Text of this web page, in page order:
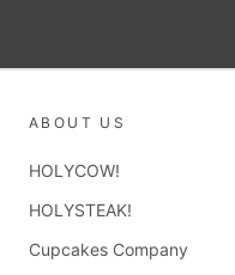
ABOUT US
HOLYCOW!
HOLYSTEAK!
Cupcakes Company